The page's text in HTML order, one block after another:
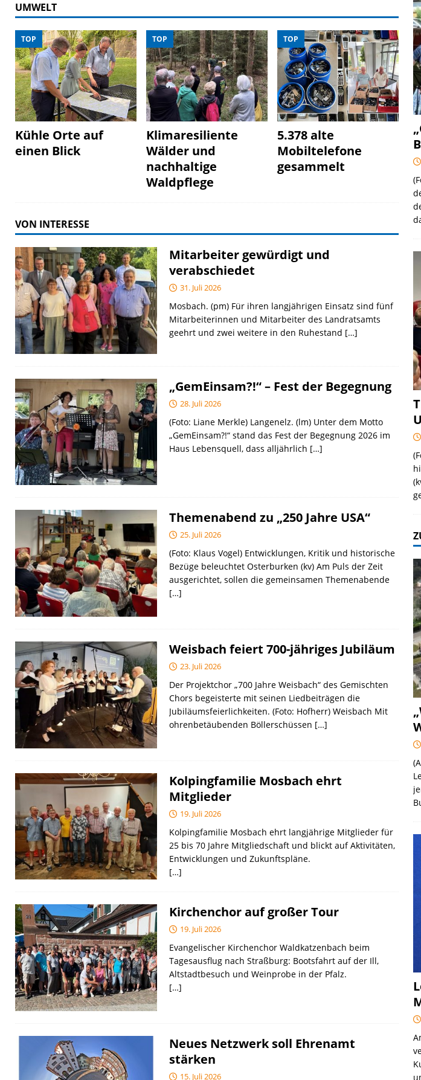
UMWELT
TOP
Kühle Orte auf
einen Blick
TOP
Klimaresiliente
Wälder und
nachhaltige
Waldpflege
TOP
5.378 alte
Mobiltelefone
gesammelt
VON INTERESSE
Mitarbeiter gewürdigt und
verabschiedet
31. Juli 2026
Mosbach. (pm) Für ihren langjährigen Einsatz sind fünf
Mitarbeiterinnen und Mitarbeiter des Landratsamts
geehrt und zwei weitere in den Ruhestand […]
„GemEinsam?!“ – Fest der Begegnung
28. Juli 2026
(Foto: Liane Merkle) Langenelz. (lm) Unter dem Motto
„GemEinsam?!“ stand das Fest der Begegnung 2026 im
Haus Lebensquell, dass alljährlich […]
Themenabend zu „250 Jahre USA“
25. Juli 2026
(Foto: Klaus Vogel) Entwicklungen, Kritik und historische
Bezüge beleuchtet Osterburken (kv) Am Puls der Zeit
ausgerichtet, sollen die gemeinsamen Themenabende
[…]
Weisbach feiert 700-jähriges Jubiläum
23. Juli 2026
Der Projektchor „700 Jahre Weisbach“ des Gemischten
Chors begeisterte mit seinen Liedbeiträgen die
Jubiläumsfeierlichkeiten. (Foto: Hofherr) Weisbach Mit
ohrenbetäubenden Böllerschüssen […]
Kolpingfamilie Mosbach ehrt
Mitglieder
19. Juli 2026
Kolpingfamilie Mosbach ehrt langjährige Mitglieder für
25 bis 70 Jahre Mitgliedschaft und blickt auf Aktivitäten,
Entwicklungen und Zukunftspläne.
[…]
Kirchenchor auf großer Tour
19. Juli 2026
Evangelischer Kirchenchor Waldkatzenbach beim
Tagesausflug nach Straßburg: Bootsfahrt auf der Ill,
Altstadtbesuch und Weinprobe in der Pfalz.
[…]
Neues Netzwerk soll Ehrenamt
stärken
15. Juli 2026